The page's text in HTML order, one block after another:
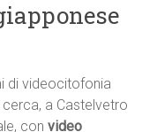
di videocitofonia
a Castelvetro
convideo